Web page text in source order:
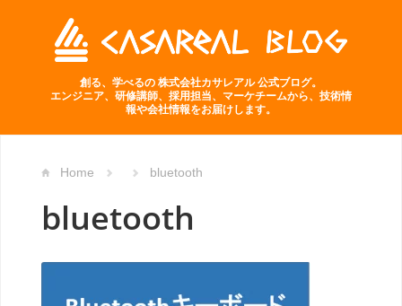
創る、学べるの 株式会社カサレアル 公式ブログ。
エンジニア、研修講師、採用担当、マーケチームから、技術情
報や会社情報をお届けします。
Home bluetooth
bluetooth